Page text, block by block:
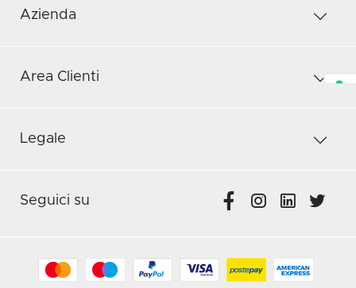
Azienda
Area Clienti
Legale
Seguici su